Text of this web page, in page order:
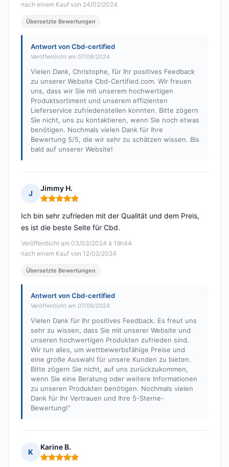
nach einem Kauf von 24/02/2024
Übersetzte Bewertungen
Antwort von Cbd-certified
Veröffentlicht am 07/09/2024
Vielen Dank, Christophe, für Ihr positives Feedback
zu unserer Website Cbd-Certified.com. Wir freuen
uns, dass wir Sie mit unserem hochwertigen
Produktsortiment und unserem effizienten
Lieferservice zufriedenstellen konnten. Bitte zögern
Sie nicht, uns zu kontaktieren, wenn Sie noch etwas
benötigen. Nochmals vielen Dank für Ihre
Bewertung 5/5, die wir sehr zu schätzen wissen. Bis
bald auf unserer Website!
J
Jimmy H.
Hinweis: 5 von 5
Veröffentlicht am 03/03/2024 à 19h44
nach einem Kauf von 12/02/2024
Ich bin sehr zufrieden mit der Qualität und dem Preis,
es ist die beste Seite für Cbd.
Übersetzte Bewertungen
Antwort von Cbd-certified
Veröffentlicht am 07/09/2024
Vielen Dank für Ihr positives Feedback. Es freut uns
sehr zu wissen, dass Sie mit unserer Website und
unseren hochwertigen Produkten zufrieden sind.
Wir tun alles, um wettbewerbsfähige Preise und
eine große Auswahl für unsere Kunden zu bieten.
Bitte zögern Sie nicht, auf uns zurückzukommen,
wenn Sie eine Beratung oder weitere Informationen
zu unseren Produkten benötigen. Nochmals vielen
Dank für Ihr Vertrauen und Ihre 5-Sterne-
Bewertung!"
K
Karine B.
Hinweis: 5 von 5